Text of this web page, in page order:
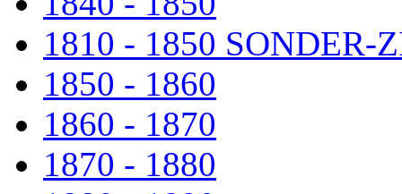
1810 - 1850 SONDER-
1850 - 1860
1860 - 1870
1870 - 1880